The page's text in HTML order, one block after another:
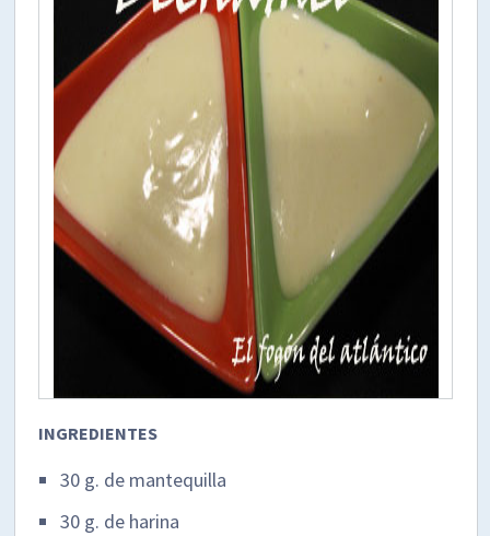
INGREDIENTES
30 g. de mantequilla
30 g. de harina